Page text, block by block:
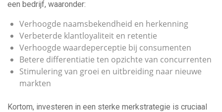
een bedrijf, waaronder:
Verhoogde naamsbekendheid en herkenning
Verbeterde klantloyaliteit en retentie
Verhoogde waardeperceptie bij consumenten
Betere differentiatie ten opzichte van concurrenten
Stimulering van groei en uitbreiding naar nieuwe
markten
Kortom, investeren in een sterke merkstrategie is cruciaal